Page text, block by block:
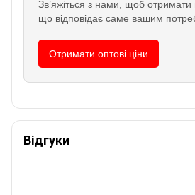
Зв’яжіться з нами, щоб отримати
що відповідає саме вашим
Отримати оптові ціни
Відгуки